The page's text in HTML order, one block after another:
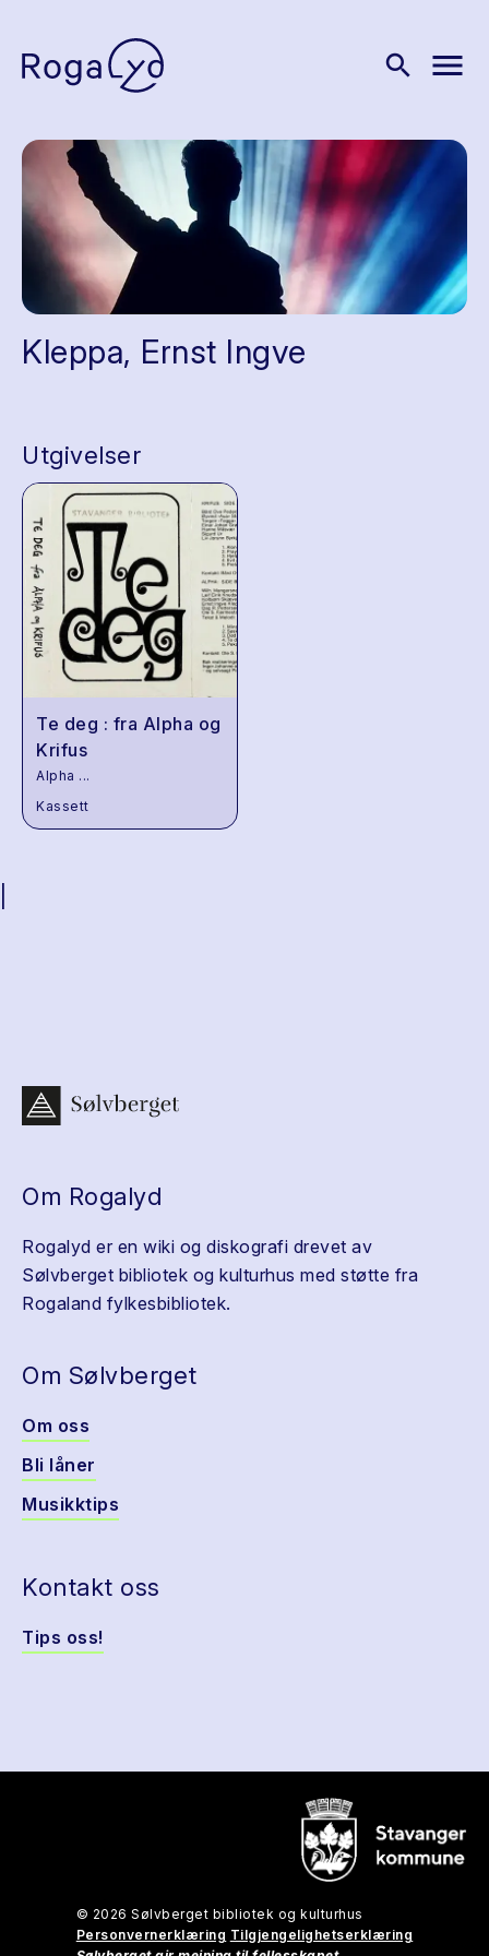
search menu
Kleppa, Ernst Ingve
Utgivelser
Te deg : fra Alpha og
Krifus
Alpha ...
Kassett
Om Rogalyd
Rogalyd er en wiki og diskografi drevet av
Sølvberget bibliotek og kulturhus med støtte fra
Rogaland fylkesbibliotek.
Om Sølvberget
Om oss
Bli låner
Musikktips
Kontakt oss
Tips oss!
© 2026 Sølvberget bibliotek og kulturhus
Personvernerklæring Tilgjengelighetserklæring